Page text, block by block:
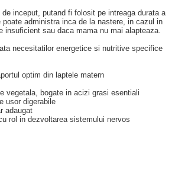
inceput, putand fi folosit pe intreaga durata a
poate administra inca de la nastere, in cazul in
insuficient sau daca mama nu mai alapteaza.
necesitatilor energetice si nutritive specifice
optim din laptele matern
vegetala, bogate in acizi grasi esentiali
usor digerabile
adaugat
rol in dezvoltarea sistemului nervos